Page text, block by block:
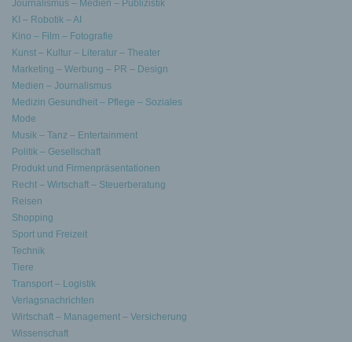
Journalismus – Medien – Publizistik
KI – Robotik – AI
Kino – Film – Fotografie
Kunst – Kultur – Literatur – Theater
Marketing – Werbung – PR – Design
Medien – Journalismus
Medizin Gesundheit – Pflege – Soziales
Mode
Musik – Tanz – Entertainment
Politik – Gesellschaft
Produkt und Firmenpräsentationen
Recht – Wirtschaft – Steuerberatung
Reisen
Shopping
Sport und Freizeit
Technik
Tiere
Transport – Logistik
Verlagsnachrichten
Wirtschaft – Management – Versicherung
Wissenschaft